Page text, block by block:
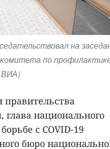
на
по
ВИА)
правительства
национального
с COVID-19
бюро